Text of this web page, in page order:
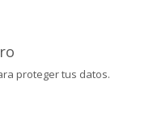
proteger tus datos.